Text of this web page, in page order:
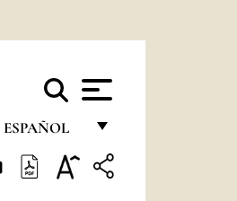
ESPAÑOL
FRANÇAIS